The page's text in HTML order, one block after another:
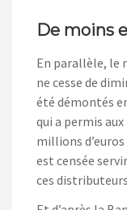
De moins
En parallèle, le
ne cesse de
été démontés
qui a permis aux
millions
est censée
ces